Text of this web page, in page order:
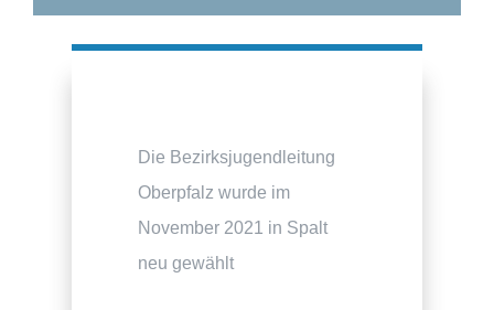
Die Bezirksjugendleitung
Oberpfalz wurde im
November 2021 in Spalt
neu gewählt